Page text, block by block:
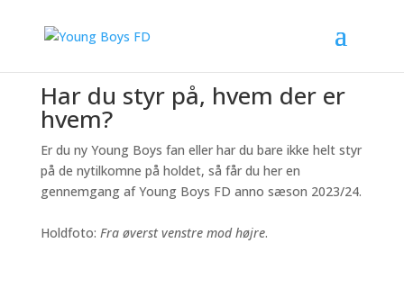
Young Boys FD 2023/24 fotograferet ved Silkeborg
Har du styr på, hvem der er
hvem?
Er du ny Young Boys fan eller har du bare ikke helt styr
på de nytilkomne på holdet, så får du her en
gennemgang af Young Boys FD anno sæson 2023/24.
Holdfoto: Fra øverst venstre mod højre.